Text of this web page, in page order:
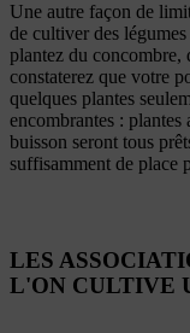
Une autre façon de
de cultiver des
plantez du
constaterez que votre
quelques plantes
encombrantes : plantes
buisson seront tous
suffisamment de place
LES
L'ON CULTIVE